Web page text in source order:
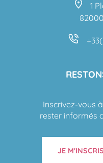
1
Inscrivez-vous
rester informés
JE